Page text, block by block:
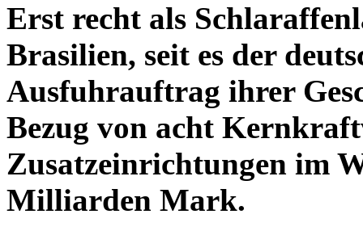
Erst recht als
Brasilien, seit es der
Ausfuhrauftrag ihrer
Bezug von acht
Zusatzeinrichtungen im
Milliarden Mark.